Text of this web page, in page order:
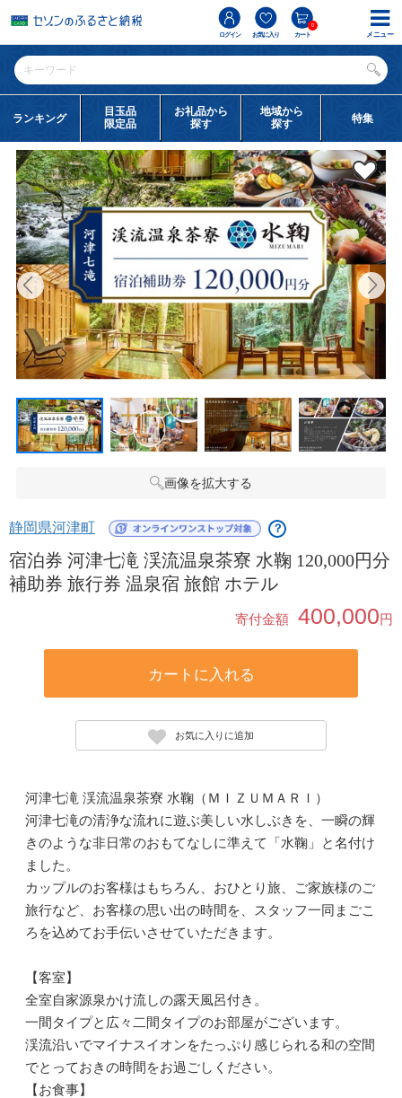
ログイン お気に入り カート
0
ランキング
目玉品
限定品
お礼品から
探す
地域から
探す
特集
画像を拡大する
静岡県河津町 ？
宿泊券 河津七滝 渓流温泉茶寮 水鞠 120,000円分
補助券 旅行券 温泉宿 旅館 ホテル
寄付金額 400,000円
カートに入れる
お気に入りに追加
河津七滝 渓流温泉茶寮 水鞠（ＭＩＺＵＭＡＲＩ）
河津七滝の清浄な流れに遊ぶ美しい水しぶきを、一瞬の輝
きのような非日常のおもてなしに準えて「水鞠」と名付け
ました。
カップルのお客様はもちろん、おひとり旅、ご家族様のご
旅行など、お客様の思い出の時間を、スタッフ一同まごこ
ろを込めてお手伝いさせていただきます。
【客室】
全室自家源泉かけ流しの露天風呂付き。
一間タイプと広々二間タイプのお部屋がございます。
渓流沿いでマイナスイオンをたっぷり感じられる和の空間
でとっておきの時間をお過ごしください。
【お食事】
メニュー